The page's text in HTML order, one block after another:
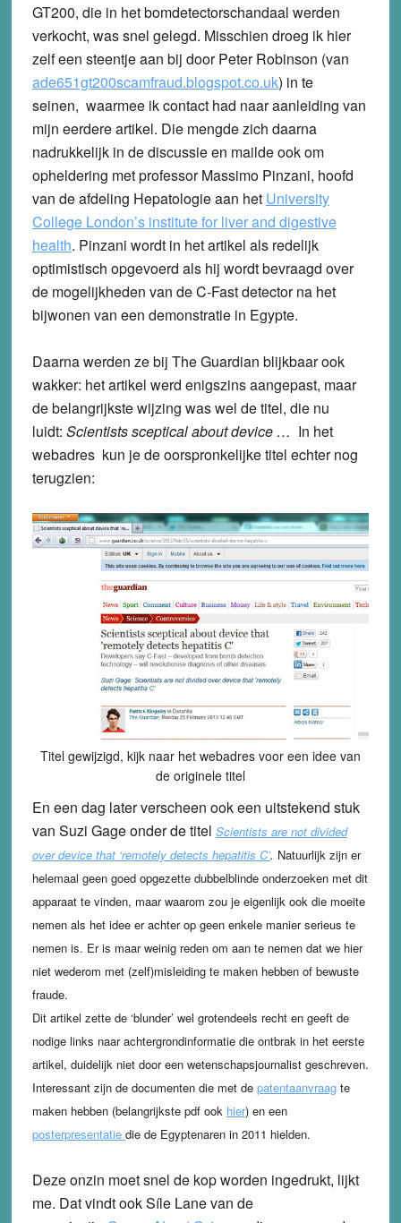
GT200, die in het bomdetectorschandaal werden
verkocht, was snel gelegd. Misschien droeg ik hier
zelf een steentje aan bij door Peter Robinson (van
ade651gt200scamfraud.blogspot.co.uk) in te
seinen, waarmee ik contact had naar aanleiding van
mijn eerdere artikel. Die mengde zich daarna
nadrukkelijk in de discussie en mailde ook om
opheldering met professor Massimo Pinzani, hoofd
van de afdeling Hepatologie aan het University
College London’s institute for liver and digestive
health. Pinzani wordt in het artikel als redelijk
optimistisch opgevoerd als hij wordt bevraagd over
de mogelijkheden van de C-Fast detector na het
bijwonen van een demonstratie in Egypte.
Daarna werden ze bij The Guardian blijkbaar ook
wakker: het artikel werd enigszins aangepast, maar
de belangrijkste wijzing was wel de titel, die nu
luidt: Scientistssceptical aboutdevice … In het
webadres kun je de oorspronkelijke titel echter nog
terugzien:
Titel gewijzigd, kijk naar het webadres voor een idee van
de originele titel
En een dag later verscheen ook een uitstekend stuk
van Suzi Gage onder de titel Scientists are not divided
over device that ‘remotely detects hepatitis C’. Natuurlijk zijn er
helemaal geen goed opgezette dubbelblinde onderzoeken met dit
apparaat te vinden, maar waarom zou je eigenlijk ook die moeite
nemen als het idee er achter op geen enkele manier serieus te
nemen is. Er is maar weinig reden om aan te nemen dat we hier
niet wederom met (zelf)misleiding te maken hebben of bewuste
fraude.
Dit artikel zette de ‘blunder’ wel grotendeels recht en geeft de
nodige links naar achtergrondinformatie die ontbrak in het eerste
artikel, duidelijk niet door een wetenschapsjournalist geschreven.
Interessant zijn de documenten die met de patentaanvraagte
maken hebben (belangrijkste pdf ook hier) en een
posterpresentatie die de Egyptenaren in 2011 hielden.
Deze onzin moet snel de kop worden ingedrukt, lijkt
me. Dat vindt ook Síle Lane van de